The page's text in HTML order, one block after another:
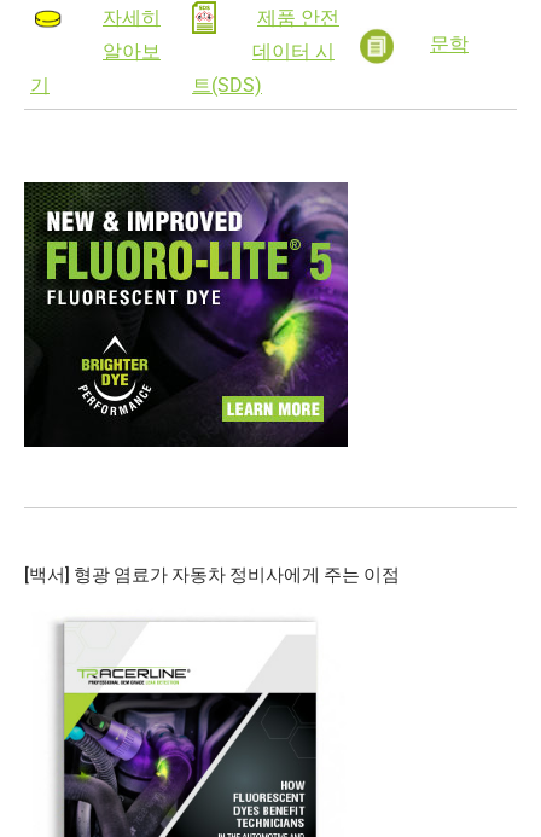
자세히
알아보
기
제품 안전
데이터 시
트(SDS)
문학
[백서] 형광 염료가 자동차 정비사에게 주는 이점